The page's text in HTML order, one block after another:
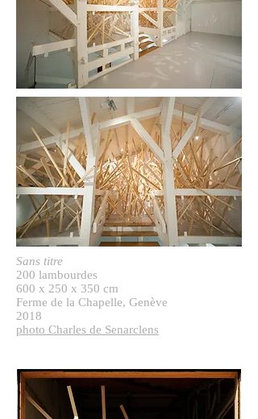
Sans titre
200 lambourdes
600 x 250 x 350 cm
Ferme de la Chapelle, Genève
2018
photo Charles de Senarclens